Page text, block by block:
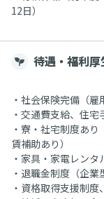
12日）
待遇・福利厚
・社会保険完備（雇
・交通費支給、住宅
・寮・社宅制度あ
賃補助あり）
・家具・家電レンタ
・退職金制度（企業
・資格取得支援制